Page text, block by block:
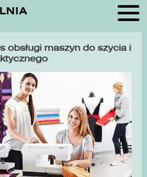
obsługi maszyn do szycia i